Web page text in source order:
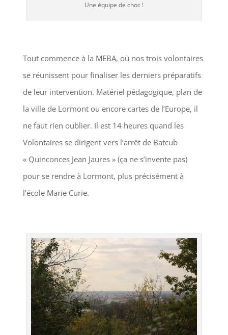
Une équipe de choc !
Tout commence à la MEBA, où nos trois volontaires
se réunissent pour finaliser les derniers préparatifs
de leur intervention. Matériel pédagogique, plan de
la ville de Lormont ou encore cartes de l’Europe, il
ne faut rien oublier. Il est 14 heures quand les
Volontaires se dirigent vers l’arrêt de Batcub
« Quinconces Jean Jaures » (ça ne s’invente pas)
pour se rendre à Lormont, plus précisément à
l’école Marie Curie.